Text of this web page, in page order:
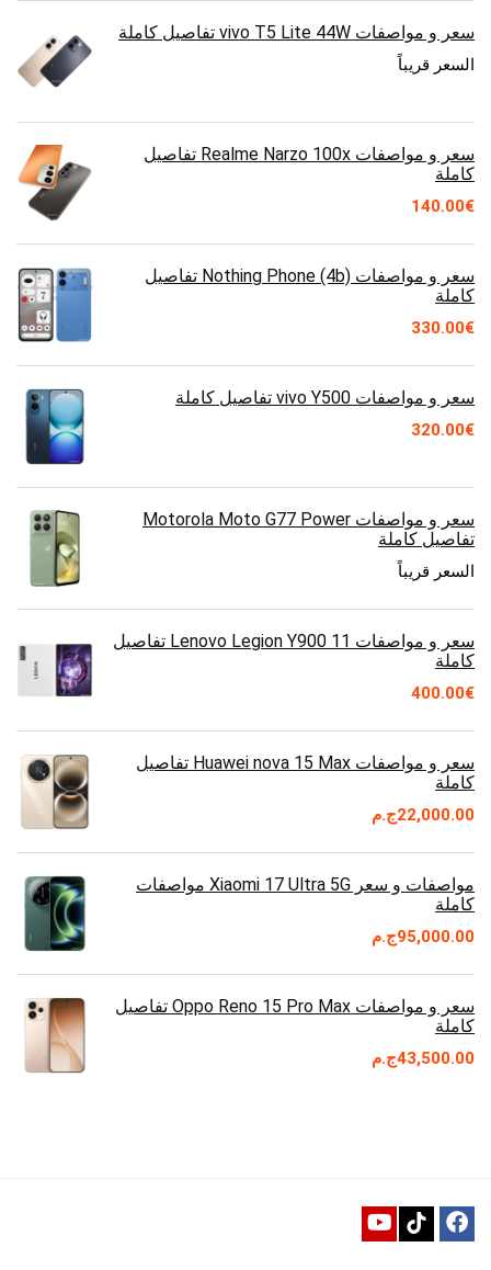
سعر و مواصفات vivo T5 Lite 44W تفاصيل كاملة
السعر قريباً
سعر و مواصفات Realme Narzo 100x تفاصيل
كاملة
€
140.00
سعر و مواصفات Nothing Phone (4b) تفاصيل
كاملة
€
330.00
سعر و مواصفات vivo Y500 تفاصيل كاملة
€
320.00
سعر و مواصفات Motorola Moto G77 Power
تفاصيل كاملة
السعر قريباً
سعر و مواصفات Lenovo Legion Y900 11 تفاصيل
كاملة
€
400.00
سعر و مواصفات Huawei nova 15 Max تفاصيل
كاملة
ج.م22,000.00
مواصفات و سعر Xiaomi 17 Ultra 5G مواصفات
كاملة
ج.م95,000.00
سعر و مواصفات Oppo Reno 15 Pro Max تفاصيل
كاملة
ج.م43,500.00